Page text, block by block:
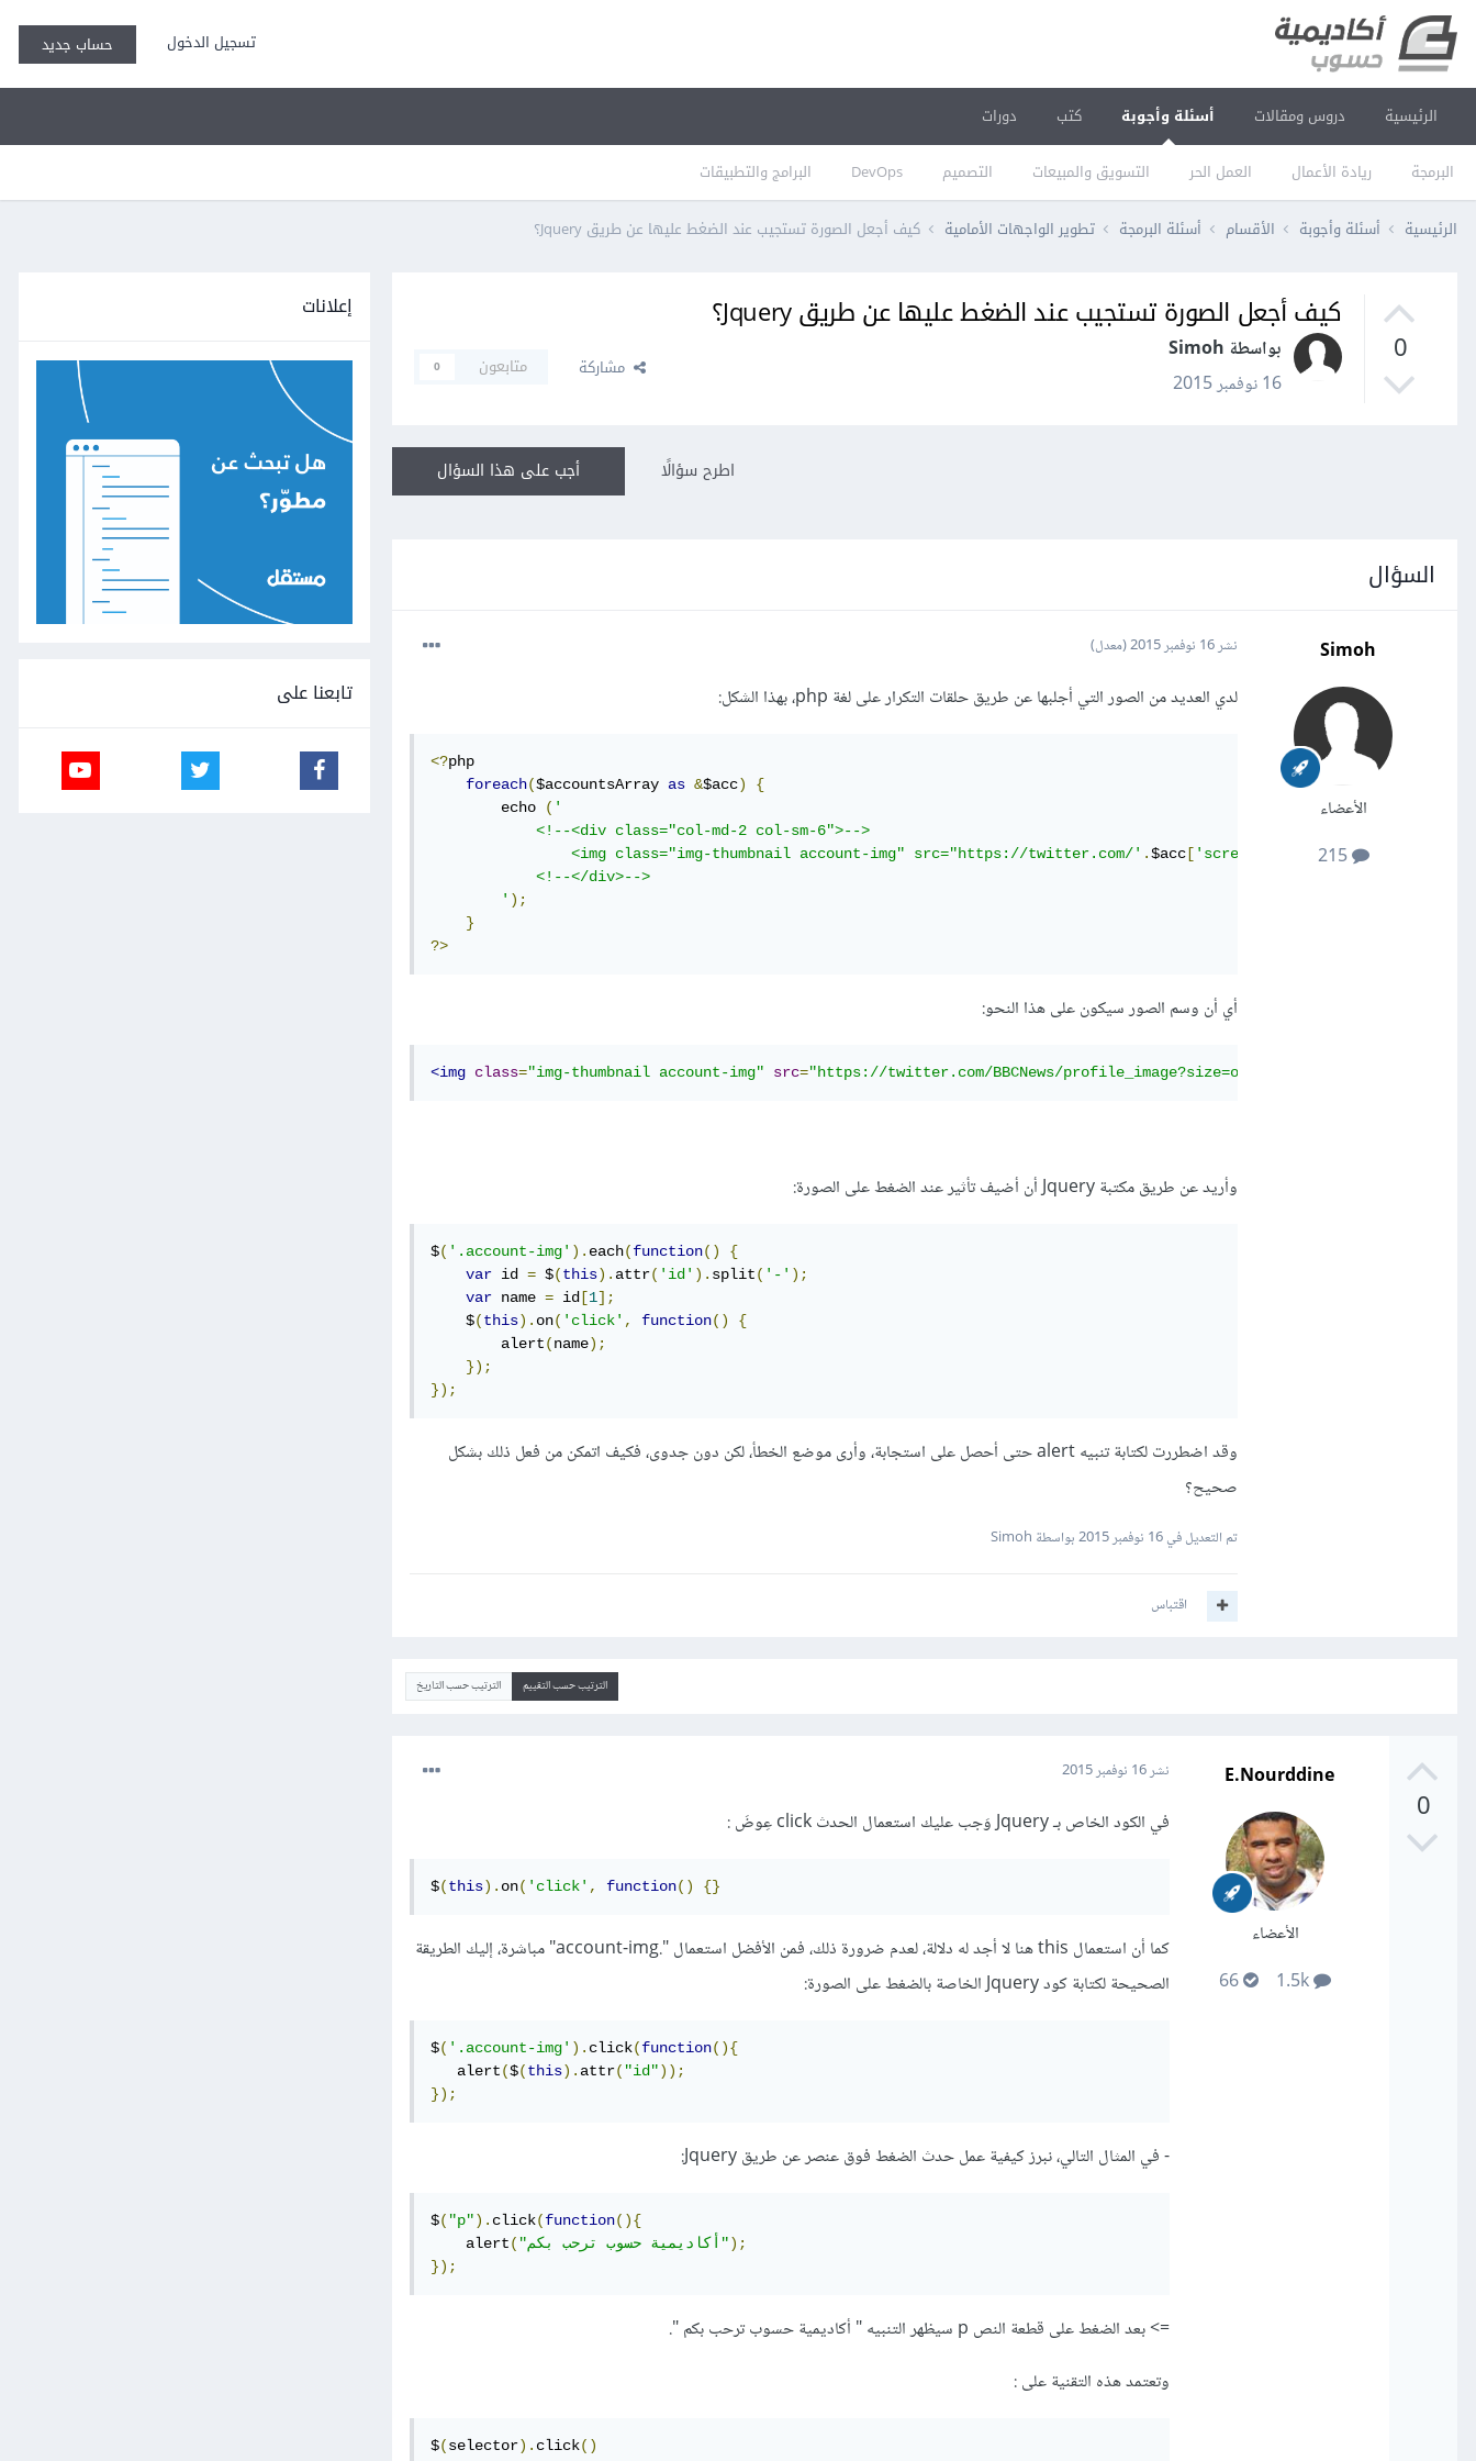
تسجيل الدخول حساب جديد
الرئيسية دروس ومقالات أسئلة وأجوبة
البرمجة ريادة الأعمال العمل الحر التسويق والمبيعات التصميم DevOps البرامج والتطبيقات
كتب دورات
الرئيسية أسئلة وأجوبة الأقسام أسئلة البرمجة تطوير الواجهات الأمامية كيف أجعل الصورة تستجيب عند الضغط عليها عن طريق Jquery؟
0
كيف أجعل الصورة تستجيب عند الضغط عليها عن طريق Jquery؟
بواسطة Simoh
16 نوفمبر 2015
مشاركة متابعون 0
أجب على هذا السؤال اطرح سؤالًا
السؤال
Simoh
الأعضاء
215
نشر16 نوفمبر 2015 (معدل)
لدي العديد من الصور التي أجلبها عن طريق حلقات التكرار على لغة php، بهذا الشكل:
<?php
foreach($accountsArray as &$acc)
{
        echo
( '
            <!--<div class="col-md-2 col-sm-6">-->
                <img class="img-thumbnail account-img" src="https://twitter.com/'
.$acc [ 'screen_name' ].'/
            <!--</div>-->
        '
);
}
?>
أي أن وسم الصور سيكون على هذا النحو:
<img class="img-thumbnail account-img" src="https://twitter.com/BBCNews/profile_image?size=original"
وأريد عن طريق مكتبة Jquery أن أضيف تأثير عند الضغط على الصورة:
$( '.account-img' ). each(function()
{
var id = $(this). attr( 'id' ). split( '-' );
var name = id [1];
    $
(this). on( 'click' , function()
{
        alert
(name);
});
});
وقد اضطررت لكتابة تنبيه alert حتى أحصل على استجابة، وأرى موضع الخطأ، لكن دون جدوى، فكيف اتمكن من فعل ذلك بشكل
صحيح؟
تم التعديل في16 نوفمبر 2015 بواسطة Simoh
اقتباس
الترتيب حسب التقييم الترتيب حسب التاريخ
0
E.Nourddine
الأعضاء
نشر16 نوفمبر 2015
في الكود الخاص بـ Jquery وَجب عليك استعمال الحدث click عِوضَ :
$(this). on( 'click' , function() {}
كما أن استعمال this هنا لا أجد له دلالة، لعدم ضرورة ذلك، فمن الأفضل استعمال ".account-img" مباشرة، إليك الطريقة
الصحيحة لكتابة كود Jquery الخاصة بالضغط على الصورة:
$( '.account-img' ). click(function(){
   alert
($(this). attr( "id"));
});
- في المثال التالي، نبرز كيفية عمل حدث الضغط فوق عنصر عن طريق Jquery:
$( "p"). click(function(){
    alert
( "أكاديمية حسوب ترحب بكم");
});
=> بعد الضغط على قطعة النص p سيظهر التنبيه " أكاديمية حسوب ترحب بكم ".
وتعتمد هذه التقنية على :
$(selector). click()
إعلانات
تابعنا على